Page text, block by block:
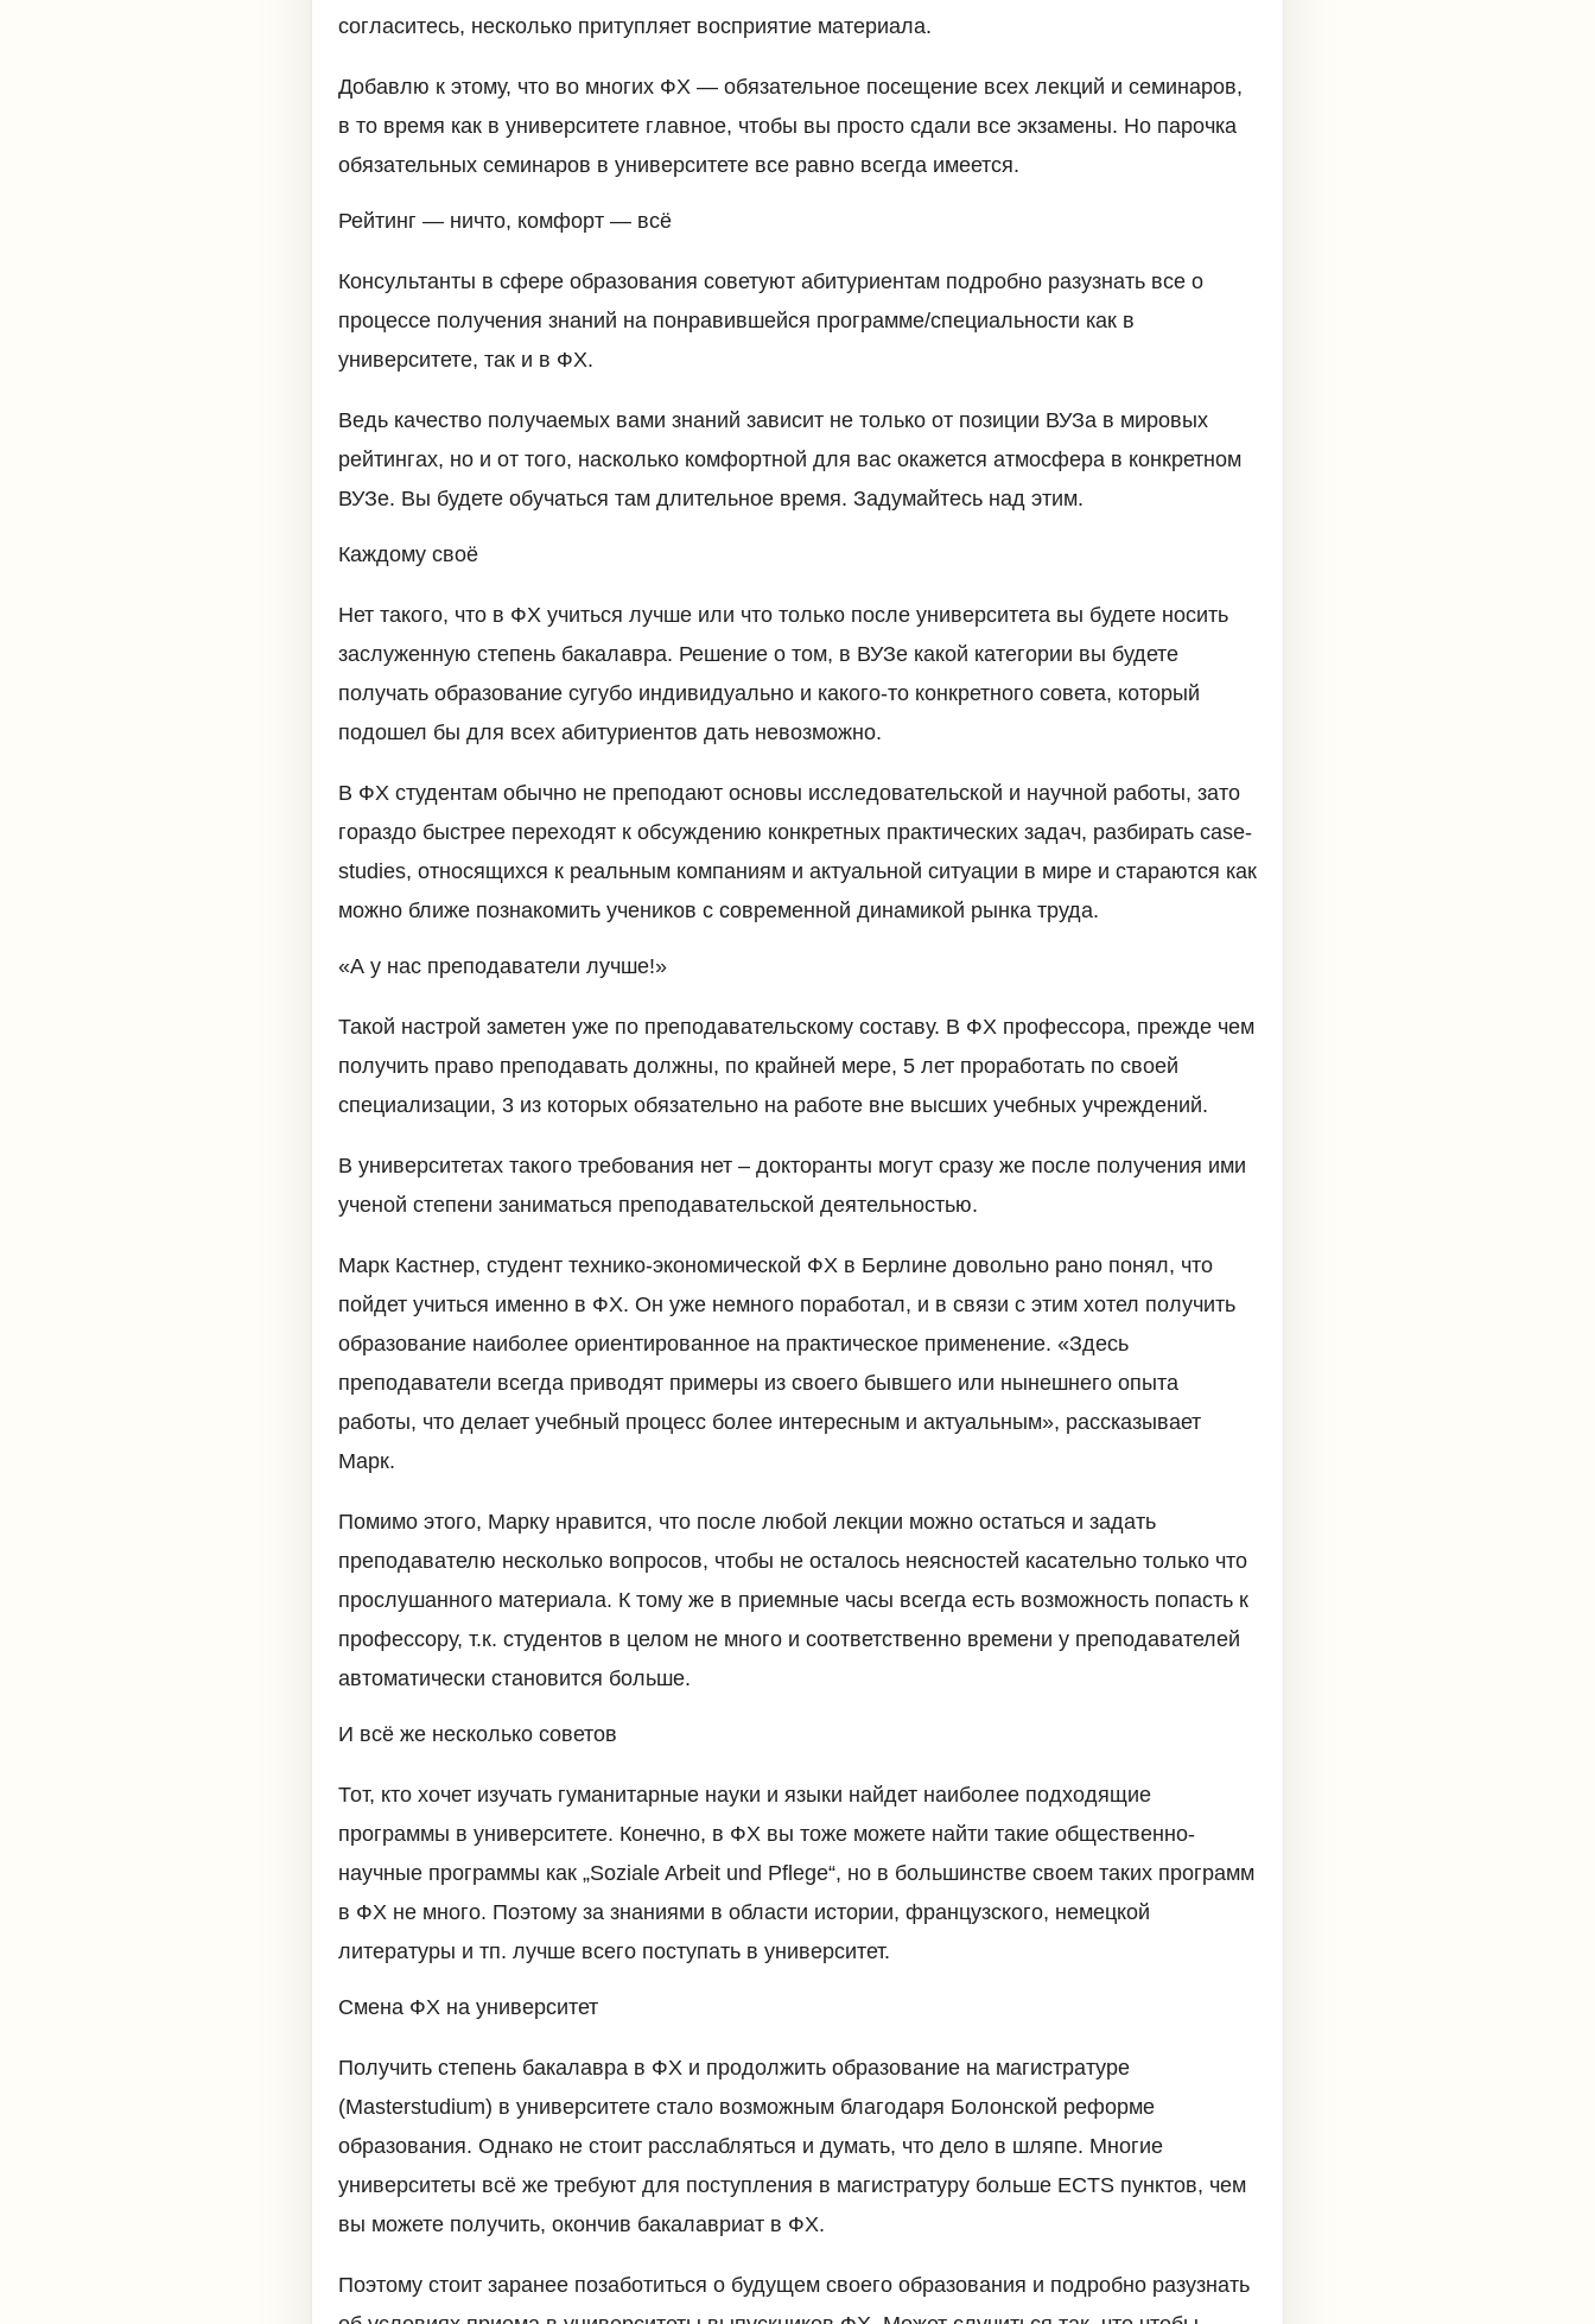
согласитесь, несколько притупляет восприятие материала.
Добавлю к этому, что во многих ФХ — обязательное посещение всех лекций и семинаров,
в то время как в университете главное, чтобы вы просто сдали все экзамены. Но парочка
обязательных семинаров в университете все равно всегда имеется.
Рейтинг — ничто, комфорт — всё
Консультанты в сфере образования советуют абитуриентам подробно разузнать все о
процессе получения знаний на понравившейся программе/специальности как в
университете, так и в ФХ.
Ведь качество получаемых вами знаний зависит не только от позиции ВУЗа в мировых
рейтингах, но и от того, насколько комфортной для вас окажется атмосфера в конкретном
ВУЗе. Вы будете обучаться там длительное время. Задумайтесь над этим.
Каждому своё
Нет такого, что в ФХ учиться лучше или что только после университета вы будете носить
заслуженную степень бакалавра. Решение о том, в ВУЗе какой категории вы будете
получать образование сугубо индивидуально и какого-то конкретного совета, который
подошел бы для всех абитуриентов дать невозможно.
В ФХ студентам обычно не преподают основы исследовательской и научной работы, зато
гораздо быстрее переходят к обсуждению конкретных практических задач, разбирать case-
studies, относящихся к реальным компаниям и актуальной ситуации в мире и стараются как
можно ближе познакомить учеников с современной динамикой рынка труда.
«А у нас преподаватели лучше!»
Такой настрой заметен уже по преподавательскому составу. В ФХ профессора, прежде чем
получить право преподавать должны, по крайней мере, 5 лет проработать по своей
специализации, 3 из которых обязательно на работе вне высших учебных учреждений.
В университетах такого требования нет – докторанты могут сразу же после получения ими
ученой степени заниматься преподавательской деятельностью.
Марк Кастнер, студент технико-экономической ФХ в Берлине довольно рано понял, что
пойдет учиться именно в ФХ. Он уже немного поработал, и в связи с этим хотел получить
образование наиболее ориентированное на практическое применение. «Здесь
преподаватели всегда приводят примеры из своего бывшего или нынешнего опыта
работы, что делает учебный процесс более интересным и актуальным», рассказывает
Марк.
Помимо этого, Марку нравится, что после любой лекции можно остаться и задать
преподавателю несколько вопросов, чтобы не осталось неясностей касательно только что
прослушанного материала. К тому же в приемные часы всегда есть возможность попасть к
профессору, т.к. студентов в целом не много и соответственно времени у преподавателей
автоматически становится больше.
И всё же несколько советов
Тот, кто хочет изучать гуманитарные науки и языки найдет наиболее подходящие
программы в университете. Конечно, в ФХ вы тоже можете найти такие общественно-
научные программы как „Soziale Arbeit und Pflege“, но в большинстве своем таких программ
в ФХ не много. Поэтому за знаниями в области истории, французского, немецкой
литературы и тп. лучше всего поступать в университет.
Смена ФХ на университет
Получить степень бакалавра в ФХ и продолжить образование на магистратуре
(Masterstudium) в университете стало возможным благодаря Болонской реформе
образования. Однако не стоит расслабляться и думать, что дело в шляпе. Многие
университеты всё же требуют для поступления в магистратуру больше ECTS пунктов, чем
вы можете получить, окончив бакалавриат в ФХ.
Поэтому стоит заранее позаботиться о будущем своего образования и подробно разузнать